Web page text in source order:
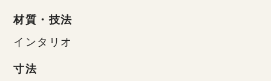
材質・技法
インタリオ
寸法